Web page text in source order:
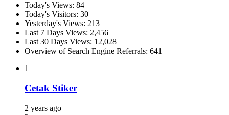
Today's Views: 84
Today's Visitors: 30
Yesterday's Views: 213
Last 7 Days Views: 2,456
Last 30 Days Views: 12,028
Overview of Search Engine Referrals: 641
1
Cetak Stiker
2 years ago